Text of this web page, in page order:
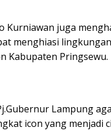
Kurniawan juga
menghiasi
Kabupaten Pringsewu.
Lampung
icon yang menjadi